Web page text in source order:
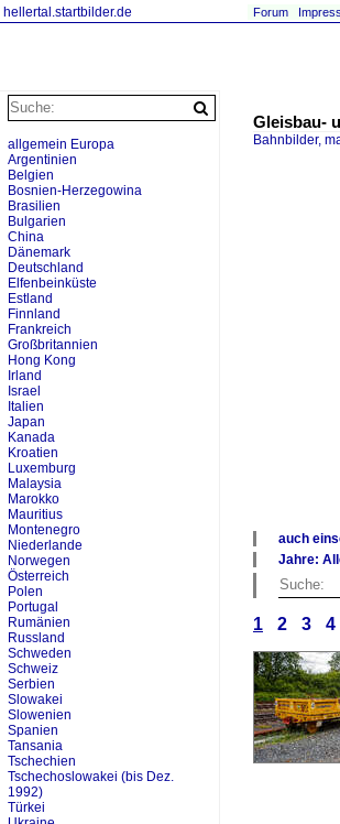
hellertal.startbilder.de Forum
Gleisbau-
Bahnbilder,
auch
Jahre:
Alle
2020
1 2 3 4
allgemein Europa
Argentinien
Belgien
Bosnien-Herzegowina
Brasilien
Bulgarien
China
Dänemark
Deutschland
Elfenbeinküste
Estland
Finnland
Frankreich
Großbritannien
Hong Kong
Irland
Israel
Italien
Japan
Kanada
Kroatien
Luxemburg
Malaysia
Marokko
Mauritius
Montenegro
Niederlande
Norwegen
Österreich
Polen
Portugal
Rumänien
Russland
Schweden
Schweiz
Serbien
Slowakei
Slowenien
Spanien
Tansania
Tschechien
Tschechoslowakei (bis Dez.
1992)
Türkei